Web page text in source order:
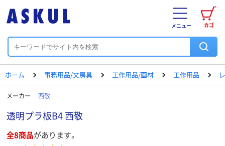
カゴ
メニュー
ホーム 事務用品/文房具 工作用品/画材 工作用品
メーカー 西敬
透明プラ板B4 西敬
全8商品があります。